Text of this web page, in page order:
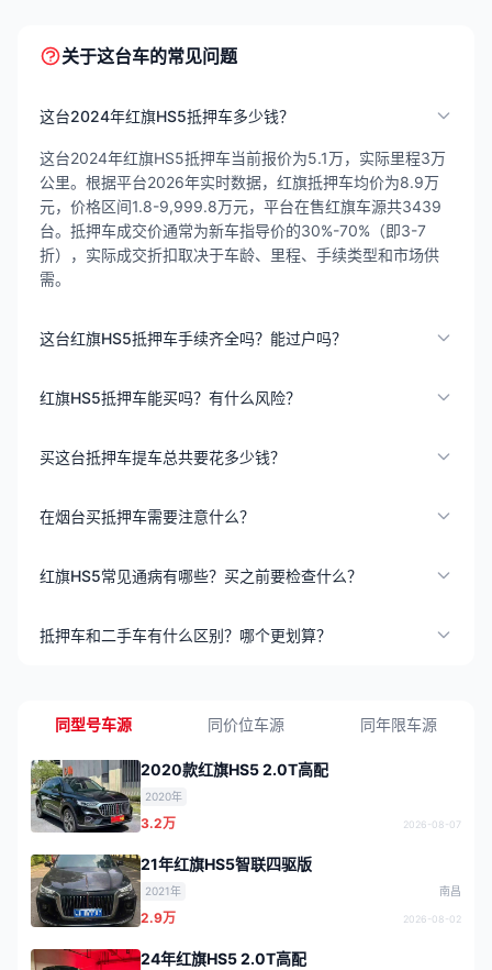
关于这台车的常见问题
这台2024年红旗HS5抵押车多少钱？
这台2024年红旗HS5抵押车当前报价为5.1万，实际里程3万
公里。根据平台2026年实时数据，红旗抵押车均价为8.9万
元，价格区间1.8-9,999.8万元，平台在售红旗车源共3439
台。抵押车成交价通常为新车指导价的30%-70%（即3-7
折），实际成交折扣取决于车龄、里程、手续类型和市场供
需。
这台红旗HS5抵押车手续齐全吗？能过户吗？
红旗HS5抵押车能买吗？有什么风险？
买这台抵押车提车总共要花多少钱？
在烟台买抵押车需要注意什么？
红旗HS5常见通病有哪些？买之前要检查什么？
抵押车和二手车有什么区别？哪个更划算？
同型号车源 同价位车源 同年限车源
2020款红旗HS5 2.0T高配
2020年
3.2万 2026-08-07
21年红旗HS5智联四驱版
2021年 南昌
2.9万 2026-08-02
24年红旗HS5 2.0T高配